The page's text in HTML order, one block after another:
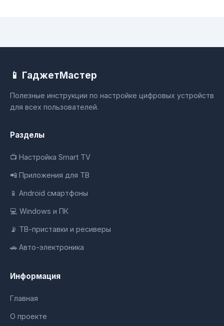
📱 ГаджетМастер
Полезные инструкции по настройке цифровых устройств
для всех пользователей.
Разделы
📺 Настройка Smart TV
📲 Приложения для ТВ
📱 Android смартфоны
💻 Windows и ПК
📡 ТВ-приставки и ресиверы
🚗 Авто-электроника
Информация
Главная
О проекте